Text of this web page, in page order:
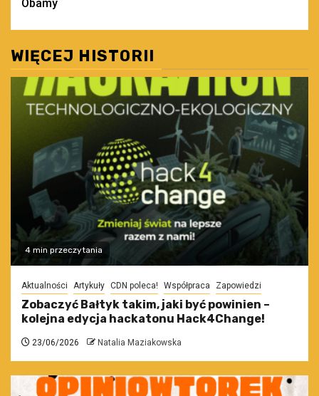
Obamy
WIĘCEJ HISTORII
4 min przeczytania
Aktualności Artykuły CDN poleca! Współpraca Zapowiedzi
Zobaczyć Bałtyk takim, jaki być powinien –
kolejna edycja hackatonu Hack4Change!
23/06/2026 Natalia Maziakowska